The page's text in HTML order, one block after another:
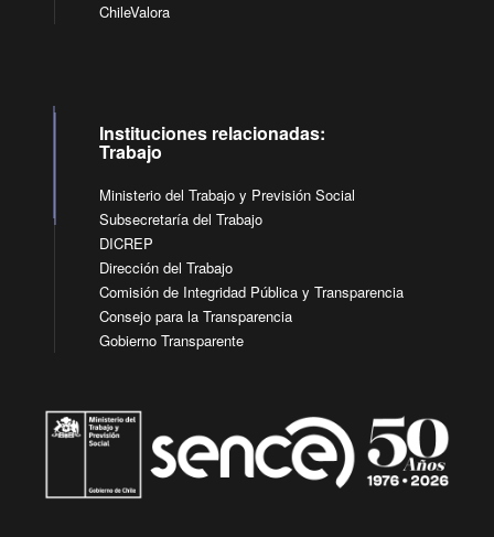
ChileValora
Instituciones relacionadas:
Trabajo
Ministerio del Trabajo y Previsión Social
Subsecretaría del Trabajo
DICREP
Dirección del Trabajo
Comisión de Integridad Pública y Transparencia
Consejo para la Transparencia
Gobierno Transparente